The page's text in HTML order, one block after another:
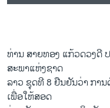
ທ່ານ ສາຍທອງ ແກ້ວດວງດີ
ສະພາແຫ່ງຊາດ
ລາວ ຊຸດທີ 8 ຢືນຢັນວ່າ ກາ
ເພື່ອໃຫ້ສອດ